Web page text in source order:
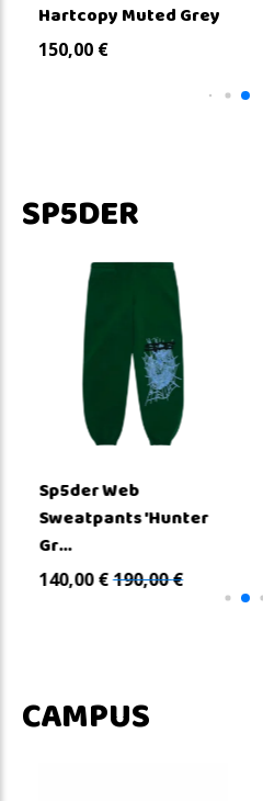
Hartcopy Muted Grey
150,00 €
SP5DER
Sp5der Web
Sweatpants 'Hunter
Gr...
140,00€190,00€
CAMPUS